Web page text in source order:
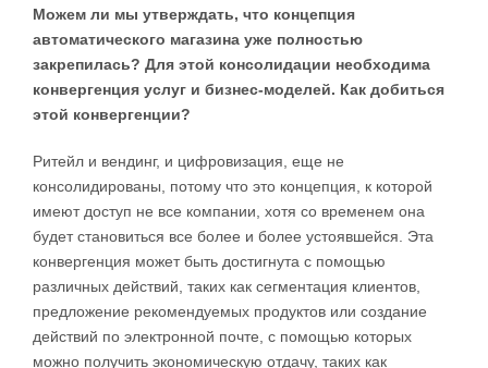
Можем ли мы утверждать, что концепция
автоматического магазина уже полностью
закрепилась? Для этой консолидации необходима
конвергенция услуг и бизнес-моделей. Как добиться
этой конвергенции?
Ритейл и вендинг, и цифровизация, еще не
консолидированы, потому что это концепция, к которой
имеют доступ не все компании, хотя со временем она
будет становиться все более и более устоявшейся. Эта
конвергенция может быть достигнута с помощью
различных действий, таких как сегментация клиентов,
предложение рекомендуемых продуктов или создание
действий по электронной почте, с помощью которых
можно получить экономическую отдачу, таких как